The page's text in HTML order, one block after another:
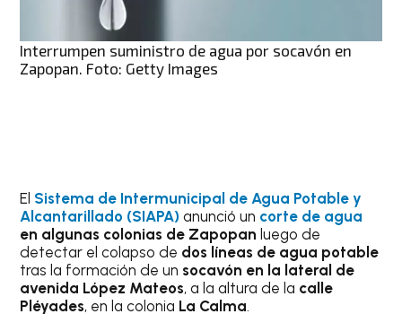
Interrumpen suministro de agua por socavón en
Zapopan. Foto: Getty Images
El Sistema de Intermunicipal de Agua Potable y
Alcantarillado (SIAPA) anunció un corte de agua
en algunas colonias de Zapopan luego de
detectar el colapso de dos líneas de agua potable
tras la formación de un socavón en la lateral de
avenida López Mateos, a la altura de la calle
Pléyades, en la colonia La Calma.